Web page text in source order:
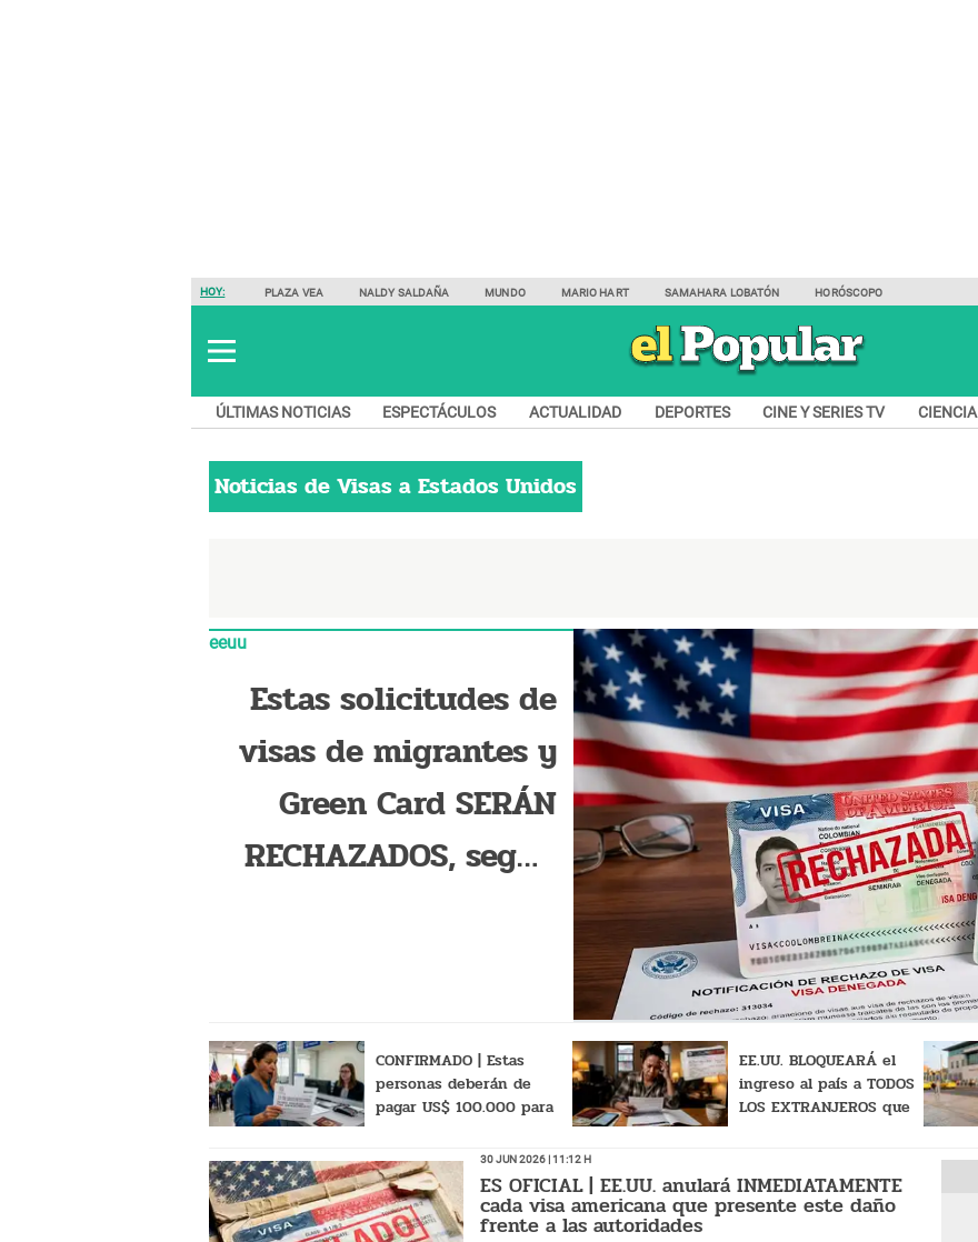
HOY: PLAZA VEA NALDY SALDAÑA MUNDO MARIO HART SAMAHARA LOBATÓN HORÓSCOPO
ÚLTIMAS NOTICIAS ESPECTÁCULOS ACTUALIDAD DEPORTES CINE Y SERIES TV CIENCIA
Noticias deVisas a Estados Unidos
eeuu
Estas solicitudes de
visas de migrantes y
Green Card SERÁN
RECHAZADOS, según
CONFIRMADO | Estas
personas deberán de
pagar US$ 100.000 para
AMERICANA: ¿Quiénes
son?
EE.UU. BLOQUEARÁ el
ingreso al país a TODOS
LOS EXTRANJEROS que
30 Jun 2026 | 11:12 h
ES OFICIAL | EE.UU. anulará INMEDIATAMENTE
cada visa americana que presente este daño
frente a las autoridades